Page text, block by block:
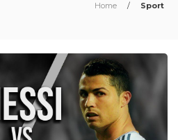
Home / Sport